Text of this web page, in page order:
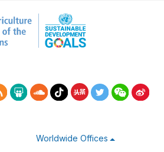
Worldwide Offices